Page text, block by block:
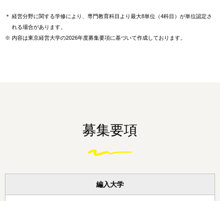
＊ 経営分野に関する学修により、専門教育科目より最大8単位（4科目）が単位認定さ
れる場合があります。
※ 内容は東京経営大学の2026年度募集要項に基づいて作成しております。
募集要項
編入大学